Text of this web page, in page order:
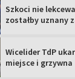
Szkoci nie
zostałby uznany
Wicelider TdP
miejsce i grzywna